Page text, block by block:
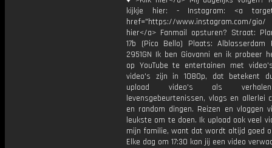
kijkje hier: - Instagram: <a
href="https://www.instagram.com/
hier</a> Fanmail opsturen? Straat:
17b (Pico Bello) Plaats: Alblasserdam
2951GN Ik ben Giovanni en ik probeer
op YouTube te entertainen met
video's zijn in 1080p, dat betekent
upload video's als
levensgebeurtenissen, vlogs en allerlei
en random dingen. Reizen en vloggen
leukste om te doen. Ik upload ook veel
mijn familie, want dat wordt altijd goed
Elke dag om 17:30 kan jij een video